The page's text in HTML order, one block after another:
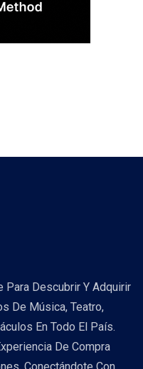
Para Descubrir Y Adquirir
De Música, Teatro,
En Todo El País.
De Compra
Conectándote Con